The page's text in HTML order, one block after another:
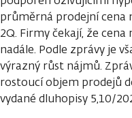
průměrná prodejní cena
2Q. Firmy čekají, že
nadále. Podle zprávy je
výrazný růst nájmů.
rostoucí objem prodejů
vydané dluhopisy 5,10/